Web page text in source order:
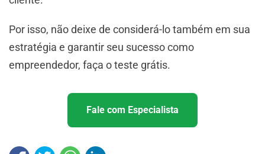
Por isso, não deixe de considerá-lo também em sua
estratégia e garantir seu sucesso como
empreendedor, faça o teste grátis.
Fale com Especialista